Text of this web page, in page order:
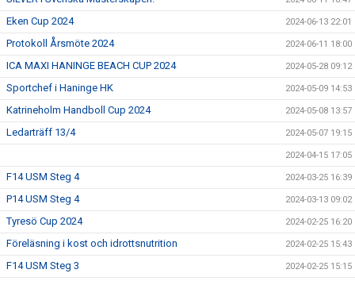
Eken Cup 2024 2024-06-13 22:01
Protokoll Årsmöte 2024 2024-06-11 18:00
ICA MAXI HANINGE BEACH CUP 2024 2024-05-28 09:12
Sportchef i Haninge HK 2024-05-09 14:53
Katrineholm Handboll Cup 2024 2024-05-08 13:57
Ledarträff 13/4 2024-05-07 19:15
2024-04-15 17:05
F14 USM Steg 4 2024-03-25 16:39
P14 USM Steg 4 2024-03-13 09:02
Tyresö Cup 2024 2024-02-25 16:20
Föreläsning i kost och idrottsnutrition 2024-02-25 15:43
F14 USM Steg 3 2024-02-25 15:15